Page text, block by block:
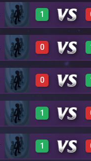
1 A14
A5
0 A22
1
1 A11
0
0 A4
0
0 A10
1
1 A18
1